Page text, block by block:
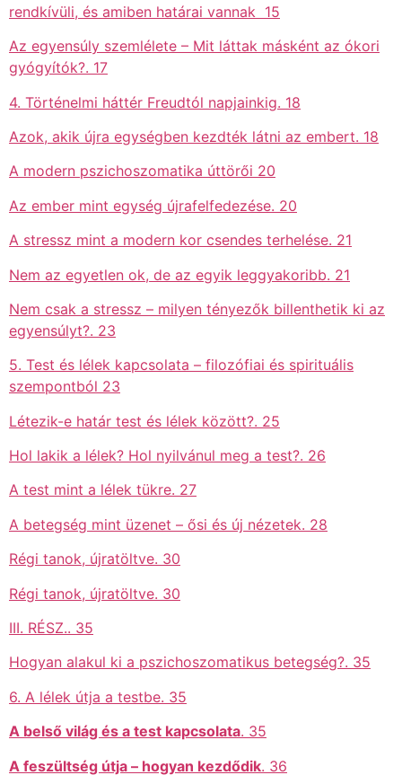
rendkívüli, és amiben határai vannak 15
Az egyensúly szemlélete – Mit láttak másként az ókori
gyógyítók?. 17
4. Történelmi háttér Freudtól napjainkig. 18
Azok, akik újra egységben kezdték látni az embert. 18
A modern pszichoszomatika úttörői 20
Az ember mint egység újrafelfedezése. 20
A stressz mint a modern kor csendes terhelése. 21
Nem az egyetlen ok, de az egyik leggyakoribb. 21
Nem csak a stressz – milyen tényezők billenthetik ki az
egyensúlyt?. 23
5. Test és lélek kapcsolata – filozófiai és spirituális
szempontból 23
Létezik-e határ test és lélek között?. 25
Hol lakik a lélek? Hol nyilvánul meg a test?. 26
A test mint a lélek tükre. 27
A betegség mint üzenet – ősi és új nézetek. 28
Régi tanok, újratöltve. 30
Régi tanok, újratöltve. 30
III. RÉSZ.. 35
Hogyan alakul ki a pszichoszomatikus betegség?. 35
6. A lélek útja a testbe. 35
A belső világ és a test kapcsolata. 35
A feszültség útja – hogyan kezdődik. 36